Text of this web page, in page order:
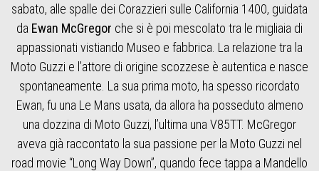
sabato, alle spalle dei Corazzieri sulle California 1400, guidata
da Ewan McGregor che si è poi mescolato tra le migliaia di
appassionati vistiando Museo e fabbrica. La relazione tra la
Moto Guzzi e l’attore di origine scozzese è autentica e nasce
spontaneamente. La sua prima moto, ha spesso ricordato
Ewan, fu una Le Mans usata, da allora ha posseduto almeno
una dozzina di Moto Guzzi, l’ultima una V85TT. McGregor
aveva già raccontato la sua passione per la Moto Guzzi nel
road movie “Long Way Down”, quando fece tappa a Mandello